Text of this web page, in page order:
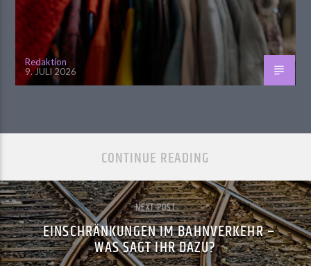
Redaktion
9. JULI 2026
CONTINUE READING
NEXT POST
EINSCHRÄNKUNGEN IM BAHNVERKEHR –
WAS SAGT IHR DAZU?